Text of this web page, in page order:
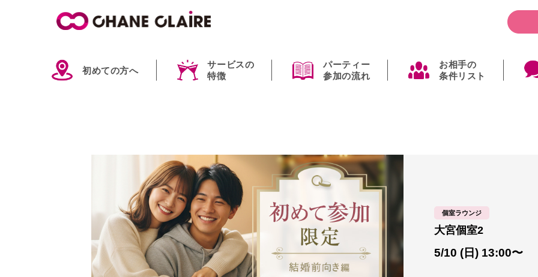
初めての方へ
サービスの
特徴
パーティー
参加の流れ
お相手の
条件リスト
5/10 (日) 13:00〜
個室ラウンジ
大宮個室2